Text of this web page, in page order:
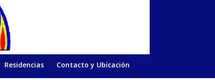
Residencias Contacto y Ubicación